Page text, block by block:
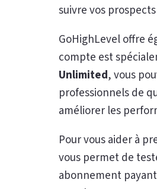
suivre vos
GoHighLevel offre
compte est
Unlimited, vous
professionnels de
améliorer les
Pour vous aider à
vous permet de
abonnement